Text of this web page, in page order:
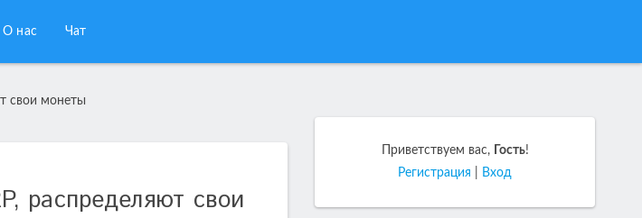
О нас Чат
свои монеты
распределяют свои
Приветствуем вас, Гость!
Регистрация
Вход